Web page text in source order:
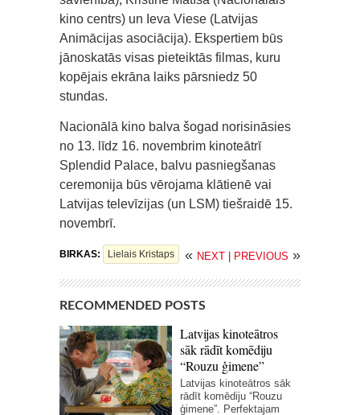
kino centrs) un Ieva Viese (Latvijas
Animācijas asociācija). Ekspertiem būs
jānoskatās visas pieteiktās filmas, kuru
kopējais ekrāna laiks pārsniedz 50
stundas.
Nacionālā kino balva šogad norisināsies
no 13. līdz 16. novembrim kinoteātrī
Splendid Palace, balvu pasniegšanas
ceremonija būs vērojama klātienē vai
Latvijas televīzijas (un LSM) tiešraidē 15.
novembrī.
BIRKAS: Lielais Kristaps « NEXT PREVIOUS »
RECOMMENDED POSTS
Latvijas kinoteātros
sāk rādīt komēdiju
“Rouzu ģimene”
Latvijas kinoteātros sāk
rādīt komēdiju “Rouzu
ģimene”. Perfektajam